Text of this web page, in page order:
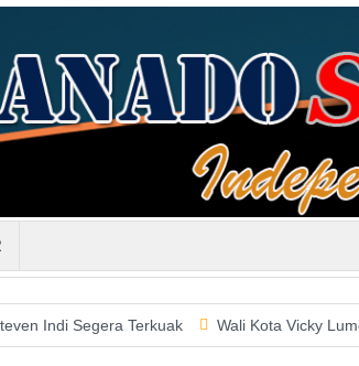
Terkuak Wali Kota Vicky Lumentut